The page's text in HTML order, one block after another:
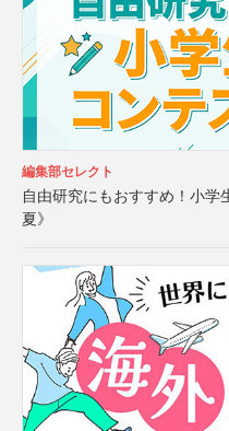
編集部セレクト
自由研究にもおすすめ！小学
夏》